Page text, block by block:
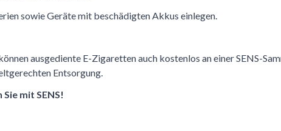
sowie Geräte mit beschädigten Akkus einlegen.
ausgediente E-Zigaretten auch kostenlos an einer SENS-
Entsorgung.
mit SENS!